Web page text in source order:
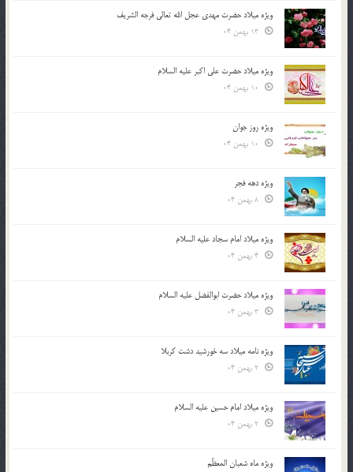
ویژه میلاد حضرت مهدی عجل الله تعالی فرجه الشريف
ویژه میلاد حضرت علی اکبر علیه السلام
ویژه روز جوان
ویژه دهه فجر
ویژه میلاد امام سجاد علیه السلام
ویژه میلاد حضرت ابوالفضل علیه السلام
ویژه نامه میلاد سه خورشید دشت کربلا
ویژه میلاد امام حسین علیه السلام
ویژه ماه شعبان المعظّم